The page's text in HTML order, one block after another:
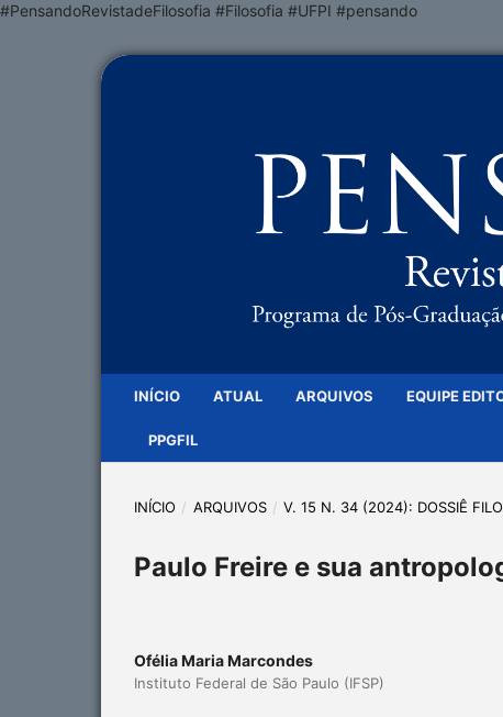
#PensandoRevistadeFilosofia #Filosofia #UFPI #pensando
INÍCIO ATUAL ARQUIVOS EQUIPE
PPGFIL
INÍCIO / ARQUIVOS / V. 15 N. 34 (2024): DOSSIÊ
Paulo Freire e sua
Ofélia Maria Marcondes
Instituto Federal de São Paulo (IFSP)